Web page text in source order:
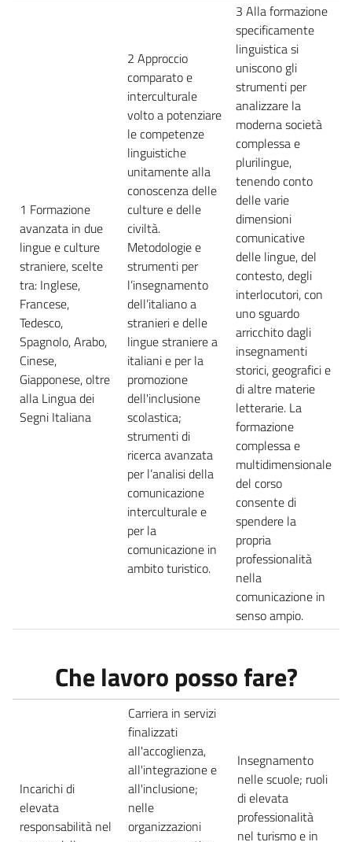
1 Formazione
avanzata in due
lingue e culture
straniere, scelte
tra: Inglese,
Francese,
Tedesco,
Spagnolo, Arabo,
Cinese,
Giapponese, oltre
alla Lingua dei
Segni Italiana
2 Approccio
comparato e
interculturale
volto a potenziare
le competenze
linguistiche
unitamente alla
conoscenza delle
culture e delle
civiltà.
Metodologie e
strumenti per
l’insegnamento
dell’italiano a
stranieri e delle
lingue straniere a
italiani e per la
promozione
dell'inclusione
scolastica;
strumenti di
ricerca avanzata
per l’analisi della
comunicazione
interculturale e
per la
comunicazione in
ambito turistico.
3 Alla formazione
specificamente
linguistica si
uniscono gli
strumenti per
analizzare la
moderna società
complessa e
plurilingue,
tenendo conto
delle varie
dimensioni
comunicative
delle lingue, del
contesto, degli
interlocutori, con
uno sguardo
arricchito dagli
insegnamenti
storici, geografici e
di altre materie
letterarie. La
formazione
complessa e
multidimensionale
del corso
consente di
spendere la
propria
professionalità
nella
comunicazione in
senso ampio.
Che lavoro posso fare?
Incarichi di
elevata
responsabilità nel
Carriera in servizi
finalizzati
all'accoglienza,
all'integrazione e
all'inclusione;
nelle
organizzazioni
Insegnamento
nelle scuole; ruoli
di elevata
professionalità
nel turismo e in